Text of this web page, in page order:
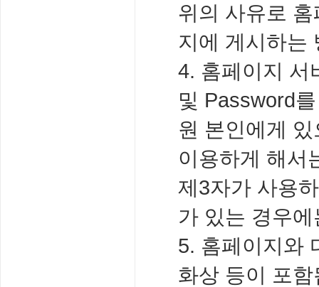
위의 사유로
지에 게시하는
4. 홈페이지 서
및 Password
원 본인에게
이용하게 해서
제3자가 사용
가 있는 경우
5. 홈페이지와
화상 등이 포